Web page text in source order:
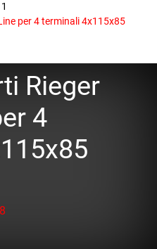
per 4 terminali 4x115x85
Rieger
4